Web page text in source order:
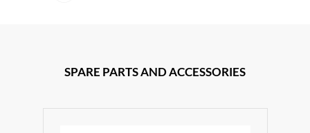
SPARE PARTS AND ACCESSORIES